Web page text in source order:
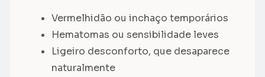
Vermelhidão ou inchaço temporários
Hematomas ou sensibilidade leves
Ligeiro desconforto, que desaparece
naturalmente